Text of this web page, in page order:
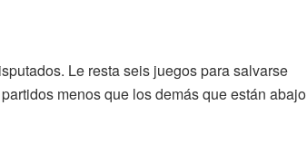
Le resta seis juegos para salvarse
menos que los demás que están abajo